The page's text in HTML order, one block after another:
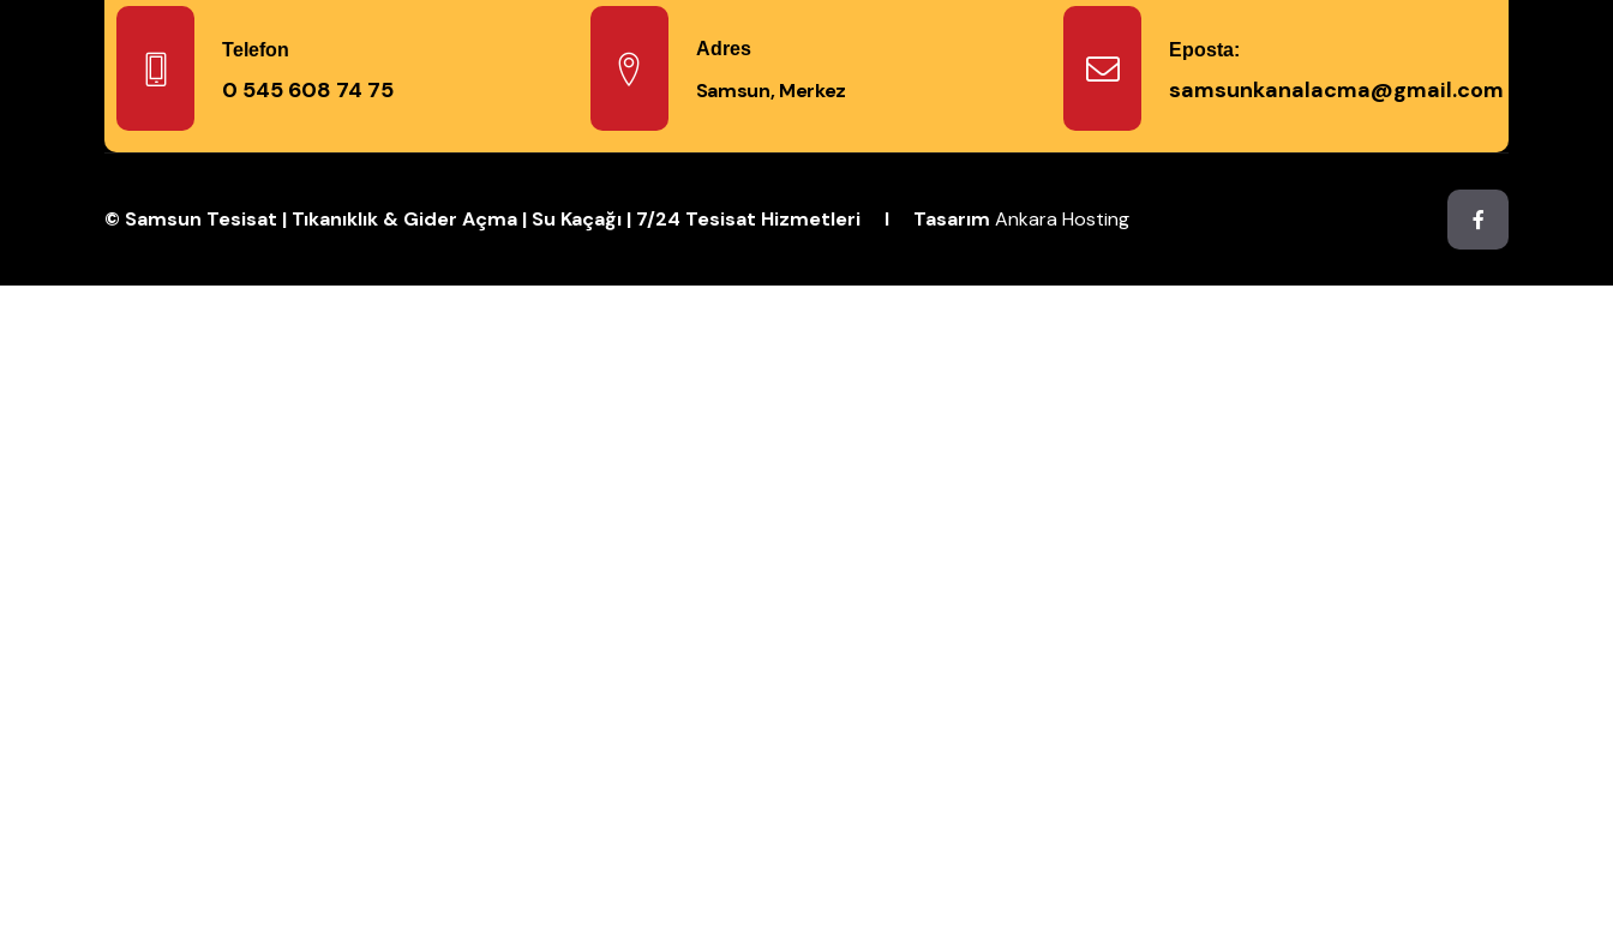
Telefon
0 545 608 74 75
Adres
Samsun, Merkez
Eposta:
samsunkanalacma@gmail.com
© Samsun Tesisat | Tıkanıklık & Gider Açma | Su Kaçağı | 7/24 Tesisat Hizmetleri I Tasarım Ankara Hosting